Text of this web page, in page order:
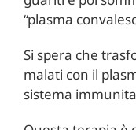
“plasma
Si spera che
malati con il
sistema